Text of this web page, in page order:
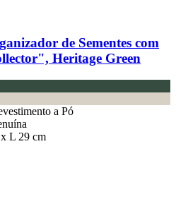
de Sementes com
Heritage Green
a Pó
L 29 cm